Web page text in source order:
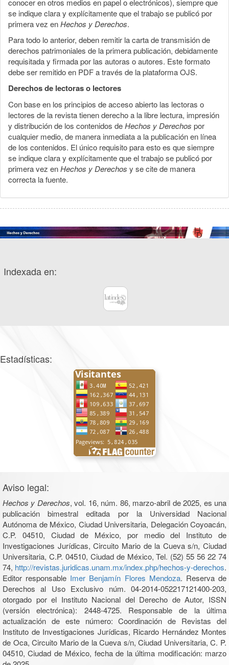
conocer en otros medios en papel o electrónicos), siempre que
se indique clara y explícitamente que el trabajo se publicó por
primera vez enHechos y Derechos.
Para todo lo anterior, deben remitir la carta de transmisión de
derechos patrimoniales de la primera publicación, debidamente
requisitada y firmada por las autoras o autores. Este formato
debe ser remitido en PDF a través de la plataforma OJS.
Derechos de lectoras o lectores
Con base en los principios de acceso abierto las lectoras o
lectores de la revista tienen derecho a la libre lectura, impresión
y distribución de los contenidos deHechos y Derechos por
cualquier medio, de manera inmediata a la publicación en línea
de los contenidos. El único requisito para esto es que siempre
se indique clara y explícitamente que el trabajo se publicó por
primera vez enHechos y Derechos y se cite de manera
correcta la fuente.
Indexada en:
Estadísticas:
Aviso legal:
Hechos y Derechos, vol. 16, núm. 86, marzo-abril de 2025, es una
publicación bimestral editada por la Universidad Nacional
Autónoma de México, Ciudad Universitaria, Delegación Coyoacán,
C.P. 04510, Ciudad de México, por medio del Instituto de
Investigaciones Jurídicas, Circuito Mario de la Cueva s/n, Ciudad
Universitaria, C.P. 04510, Ciudad de México, Tel. (52) 55 56 22 74
74, http://revistas.juridicas.unam.mx/index.php/hechos-y-derechos.
Editor responsable Imer Benjamín Flores Mendoza. Reserva de
Derechos al Uso Exclusivo núm. 04-2014-052217121400-203,
otorgado por el Instituto Nacional del Derecho de Autor, ISSN
(versión electrónica): 2448-4725. Responsable de la última
actualización de este número: Coordinación de Revistas del
Instituto de Investigaciones Jurídicas, Ricardo Hernández Montes
de Oca, Circuito Mario de la Cueva s/n, Ciudad Universitaria, C. P.
04510, Ciudad de México, fecha de la última modificación: marzo